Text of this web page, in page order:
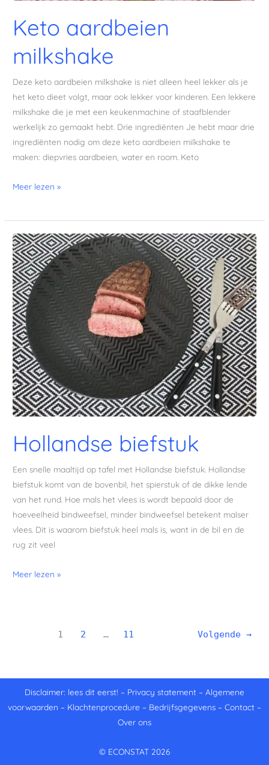
Keto aardbeien
milkshake
Deze keto aardbeien milkshake is niet alleen heel lekker als je
het keto dieet volgt, maar ook lekker voor kinderen. Een lekkere
milkshake die je met een keukenmachine of staafblender
werkelijk zo gemaakt hebt. Drie ingrediënten Je hebt maar drie
ingrediënten nodig om deze keto aardbeien milkshake te
maken: diepvries aardbeien, water en room. Keto
Meer lezen »
Hollandse biefstuk
Een snelle maaltijd op tafel met Hollandse biefstuk. Hollandse
biefstuk komt van de bovenbil, het spierstuk of de dikke lende
van het rund. Hoe mals het vlees is wordt bepaald door de
hoeveelheid bindweefsel, minder bindweefsel betekent malser
vlees. Dit is waarom biefstuk heel mals is, want in de bil en de
rug zit veel
Meer lezen »
1 2 … 11 Volgende →
Disclaimer: lees dit eerst! – Privacy statement – Algemene
voorwaarden – Klachtenprocedure – Bedrijfsgegevens – Contact –
Over ons
© ECONSTAT 2026